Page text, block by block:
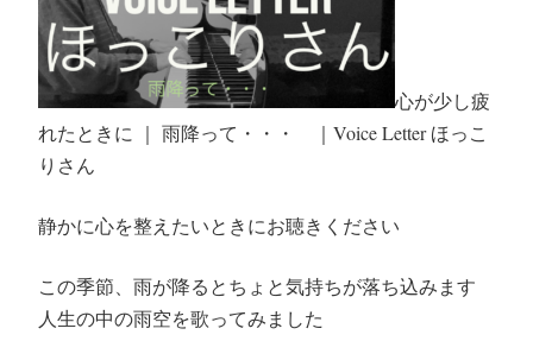
心が少し疲
れたときに ｜ 雨降って・・・ ｜Voice Letter ほっこ
りさん
静かに心を整えたいときにお聴きください
この季節、雨が降るとちょと気持ちが落ち込みます
人生の中の雨空を歌ってみました